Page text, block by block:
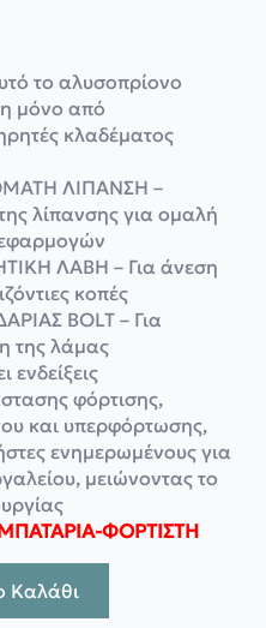
το αλυσοπρίονο
μόνο από
κλαδέματος
ΛΙΠΑΝΣΗ –
λίπανσης για ομαλή
εφαρμογών
ΛΑΒΗ – Για άνεση
κοπές
BOLT – Για
της λάμας
φόρτισης,
και υπερφόρτωσης,
ενημερωμένους για
μειώνοντας το
ΦΟΡΤΙΣΤΗ
Καλάθι